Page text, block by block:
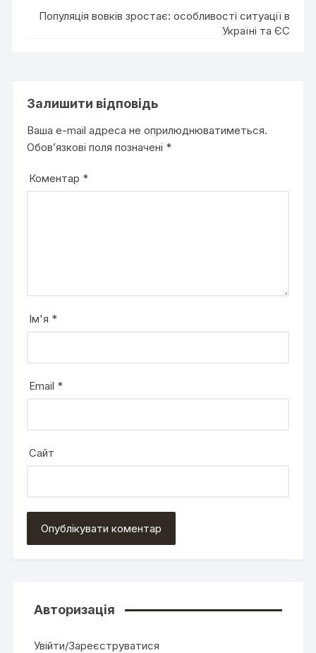
Популяція вовків зростає: особливості ситуації в
Україні та ЄС
Залишити відповідь
Ваша e-mail адреса не оприлюднюватиметься.
Обов’язкові поля позначені *
Коментар *
Ім'я *
Email *
Сайт
Авторизація
Увійти/Зареєструватися